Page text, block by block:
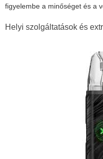
figyelembe a minőséget és a
Helyi szolgáltatások és